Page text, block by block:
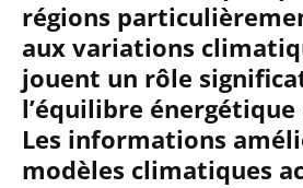
régions
aux variations
jouent un rôle
l’équilibre énergétique
Les informations
modèles climatiques